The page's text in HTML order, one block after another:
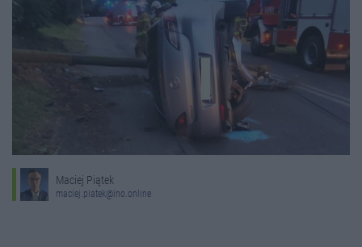
Maciej Piątek
maciej.piatek@ino.online